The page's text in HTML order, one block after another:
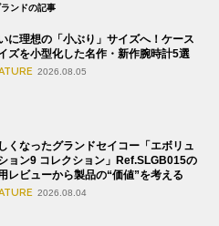
ランドの記事
に理想の「小ぶり」サイズへ！ケース
ズを小型化した名作・新作腕時計5選
2026.08.05
くなったグランドセイコー「エボリュ
ョン9 コレクション」Ref.SLGB015の
レビューから製品の“価値”を考える
2026.08.04